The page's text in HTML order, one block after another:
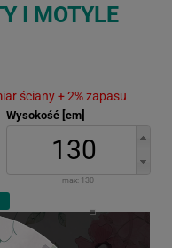
I MOTYLE
ściany + 2% zapasu
Wysokość [cm]
max: 130